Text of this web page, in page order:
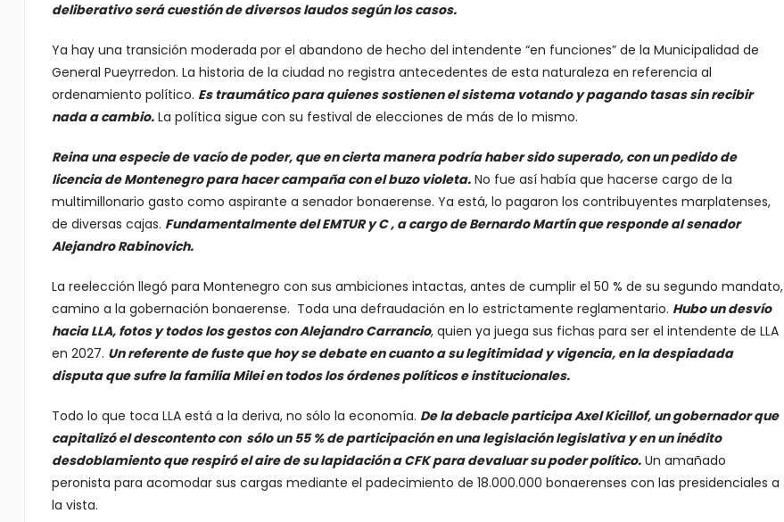
deliberativo será cuestión de diversos laudos según los casos.
Ya hay una transición moderada por el abandono de hecho del intendente “en funciones” de la Municipalidad de
General Pueyrredon. La historia de la ciudad no registra antecedentes de esta naturaleza en referencia al
ordenamiento político. Es traumático para quienes sostienen el sistema votando y pagando tasas sin recibir
nada a cambio.La política sigue con su festival de elecciones de más de lo mismo.
Reina una especie de vacío de poder, que en cierta manera podría haber sido superado, con un pedido de
licencia de Montenegro para hacer campaña con el buzo violeta.No fue así había que hacerse cargo de la
multimillonario gasto como aspirante a senador bonaerense. Ya está, lo pagaron los contribuyentes marplatenses,
de diversas cajas. Fundamentalmente del EMTUR y C , a cargo de Bernardo Martín que responde al senador
Alejandro Rabinovich.
La reelección llegó para Montenegro con sus ambiciones intactas, antes de cumplir el 50 % de su segundo mandato,
camino a la gobernación bonaerense. Toda una defraudación en lo estrictamente reglamentario. Hubo un desvío
hacia LLA, fotos y todos los gestos con Alejandro Carrancio, quien ya juega sus fichas para ser el intendente de LLA
en 2027. Un referente de fuste que hoy se debate en cuanto a su legitimidad y vigencia, en la despiadada
disputa que sufre la familia Milei en todos los órdenes políticos e institucionales.
Todo lo que toca LLA está a la deriva, no sólo la economía. De la debacle participa Axel Kicillof, un gobernador que
capitalizó el descontento con sólo un 55 % de participación en una legislación legislativa y en un inédito
desdoblamiento que respiró el aire de su lapidación a CFK para devaluar su poder político.Un amañado
peronista para acomodar sus cargas mediante el padecimiento de 18.000.000 bonaerenses con las presidenciales a
la vista.